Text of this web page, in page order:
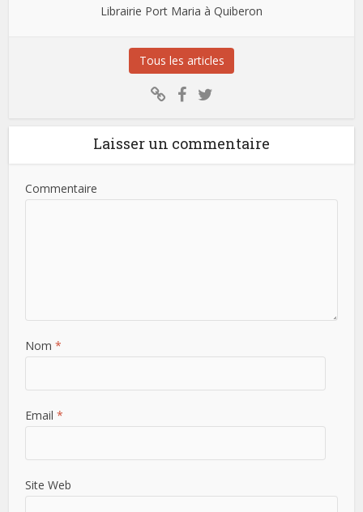
Librairie Port Maria à Quiberon
Tous les articles
Laisser un commentaire
Commentaire
Nom *
Email *
Site Web